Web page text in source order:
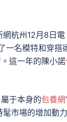
杭州12月8日
名模特和穿
這一年的陳小諾
于本身的包養網
市場的增加動